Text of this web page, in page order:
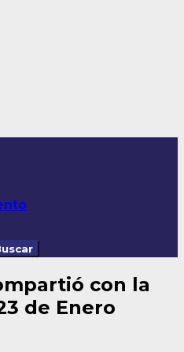
con la
de Enero